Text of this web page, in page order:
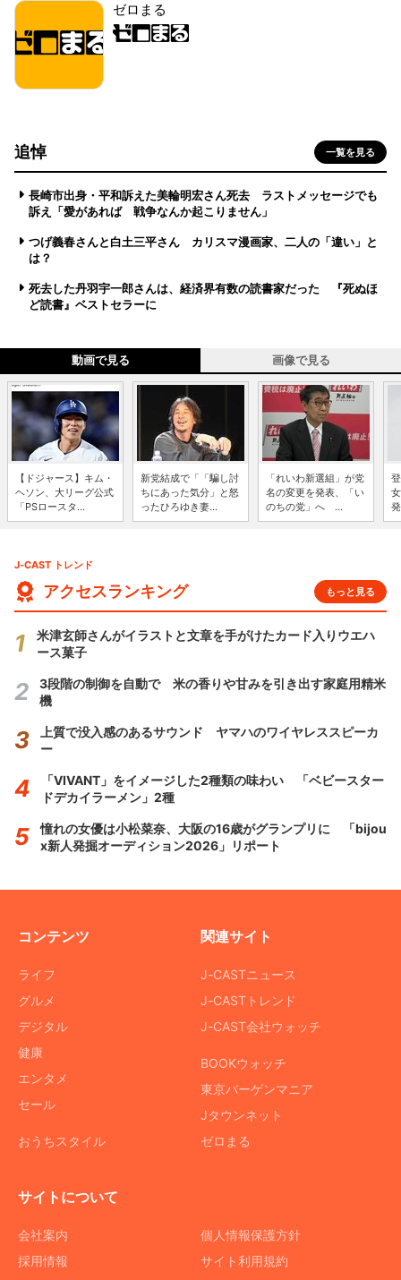
ゼロまる
追悼 一覧を見る
長崎市出身・平和訴えた美輪明宏さん死去 ラストメッセージでも
訴え「愛があれば 戦争なんか起こりません」
つげ義春さんと白土三平さん カリスマ漫画家、二人の「違い」と
は？
死去した丹羽宇一郎さんは、経済界有数の読書家だった 『死ぬほ
ど読書』ベストセラーに
動画で見る 画像で見る
【ドジャース】キム・
ヘソン、大リーグ公式
「PSロースタ...
新党結成で「「騙し討
ちにあった気分」と怒
ったひろゆき妻...
「れいわ新選組」が党
名の変更を発表、「い
のちの党」へ ...
J-CAST トレンド
アクセスランキング もっと見る
米津玄師さんがイラストと文章を手がけたカード入りウエハ
ース菓子
3段階の制御を自動で 米の香りや甘みを引き出す家庭用精米
機
上質で没入感のあるサウンド ヤマハのワイヤレススピーカ
ー
「VIVANT」をイメージした2種類の味わい 「ベビースター
ドデカイラーメン」2種
憧れの女優は小松菜奈、大阪の16歳がグランプリに 「bijou
x新人発掘オーディション2026」リポート
コンテンツ
ライフ
グルメ
デジタル
健康
エンタメ
セール
おうちスタイル
関連サイト
J-CASTニュース
J-CASTトレンド
J-CAST会社ウォッチ
BOOKウォッチ
東京バーゲンマニア
Jタウンネット
ゼロまる
サイトについて
会社案内
採用情報
個人情報保護方針
サイト利用規約